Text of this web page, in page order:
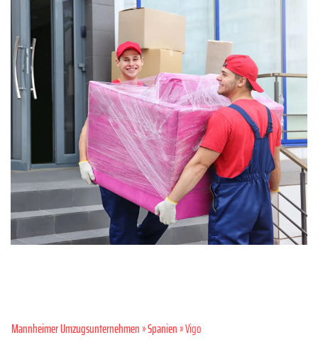
Mannheimer Umzugsunternehmen»Spanien» Vigo